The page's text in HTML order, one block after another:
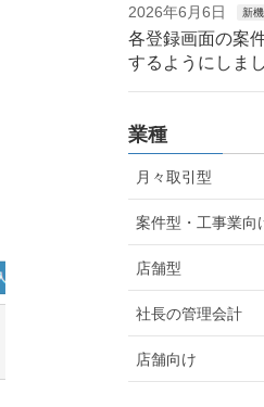
2026年6月6日 新
各登録画面の案
するようにしま
業種
月々取引型
案件型・工事業向
店舗型
社長の管理会計
店舗向け